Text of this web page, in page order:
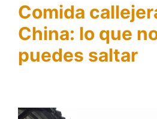
Comida
China: lo que
puedes saltar